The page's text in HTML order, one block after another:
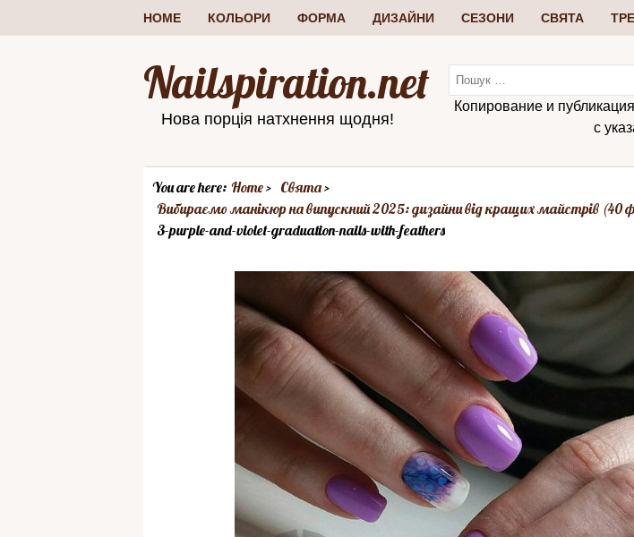
HOME КОЛЬОРИ ФОРМА ДИЗАЙНИ СЕЗОНИ СВЯТА
Nailspiration.net
Нова порція натхнення щодня!
Копирование и
с
You are here: Home
Свята
Вибираємо манікюр на випускний 2025: дизайни від кращих майстрів (40
3-purple-and-violet-graduation-nails-with-feathers